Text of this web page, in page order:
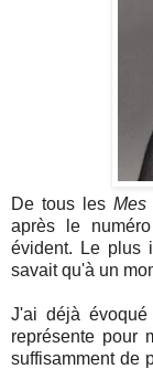
De tous les Mes
après le
évident. Le plus
savait qu'à un
J'ai déjà
représente pour
suffisamment de